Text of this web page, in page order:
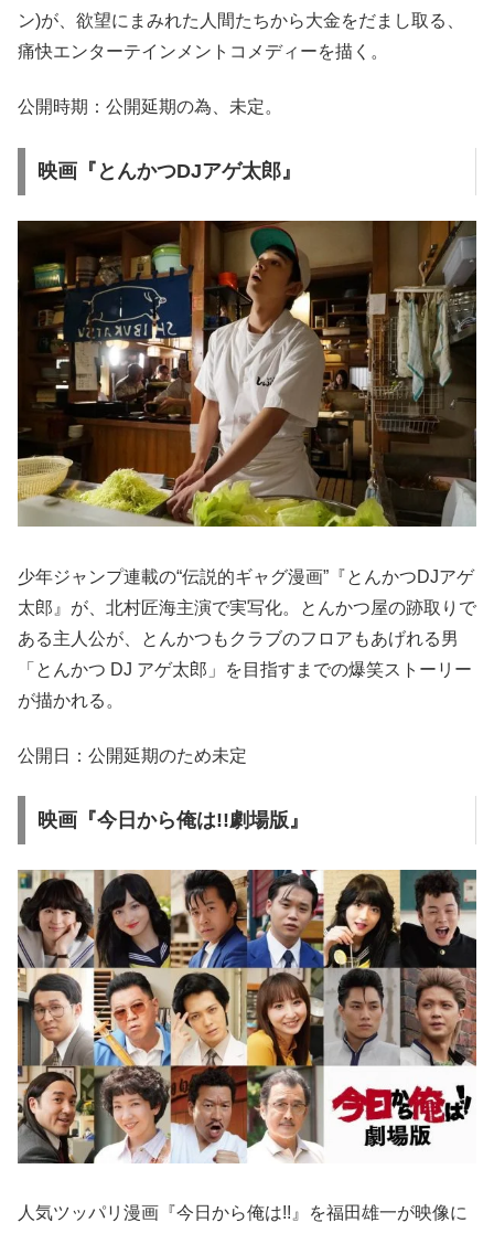
ン)が、欲望にまみれた人間たちから大金をだまし取る、
痛快エンターテインメントコメディーを描く。
公開時期：公開延期の為、未定。
映画『とんかつDJアゲ太郎』
少年ジャンプ連載の“伝説的ギャグ漫画”『とんかつDJアゲ
太郎』が、北村匠海主演で実写化。とんかつ屋の跡取りで
ある主人公が、とんかつもクラブのフロアもあげれる男
「とんかつ DJ アゲ太郎」を目指すまでの爆笑ストーリー
が描かれる。
公開日：公開延期のため未定
映画『今日から俺は!!劇場版』
人気ツッパリ漫画『今日から俺は!!』を福田雄一が映像に